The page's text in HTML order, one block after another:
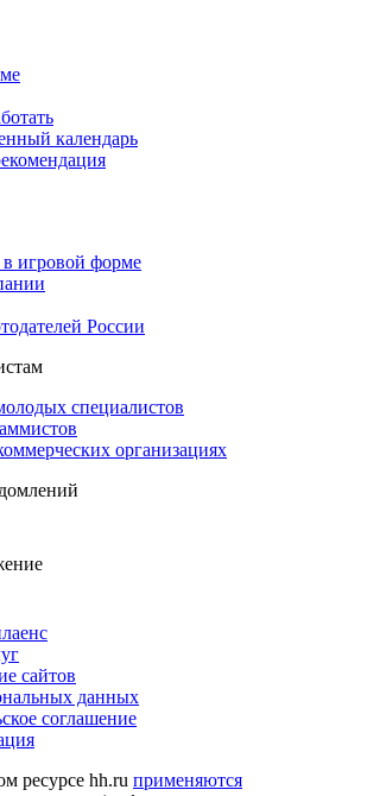
календарь
игровой форме
России
специалистов
организациях
сайтов
данных
соглашение
ресурсе hh.ru применяются